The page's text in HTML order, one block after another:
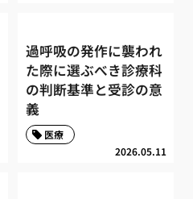
過呼吸の発作に襲われ
た際に選ぶべき診療科
の判断基準と受診の意
義
2026.05.11
医療